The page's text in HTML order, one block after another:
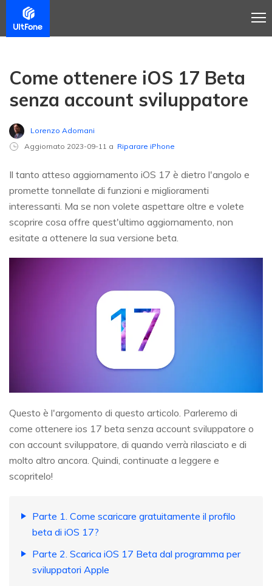
Come ottenere iOS 17 Beta
senza account sviluppatore
Lorenzo Adomani
Aggiornato 2023-09-11 a Riparare iPhone
Il tanto atteso aggiornamento iOS 17 è dietro l'angolo e
promette tonnellate di funzioni e miglioramenti
interessanti. Ma se non volete aspettare oltre e volete
scoprire cosa offre quest'ultimo aggiornamento, non
esitate a ottenere la sua versione beta.
Questo è l'argomento di questo articolo. Parleremo di
come ottenere ios 17 beta senza account sviluppatore o
con account sviluppatore, di quando verrà rilasciato e di
molto altro ancora. Quindi, continuate a leggere e
scopritelo!
Parte 1. Come scaricare gratuitamente il profilo
beta di iOS 17?
Parte 2. Scarica iOS 17 Beta dal programma per
sviluppatori Apple